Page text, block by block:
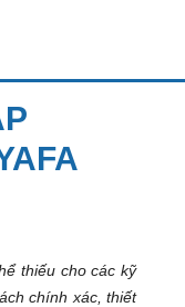
thiếu cho các kỹ
chính xác, thiết